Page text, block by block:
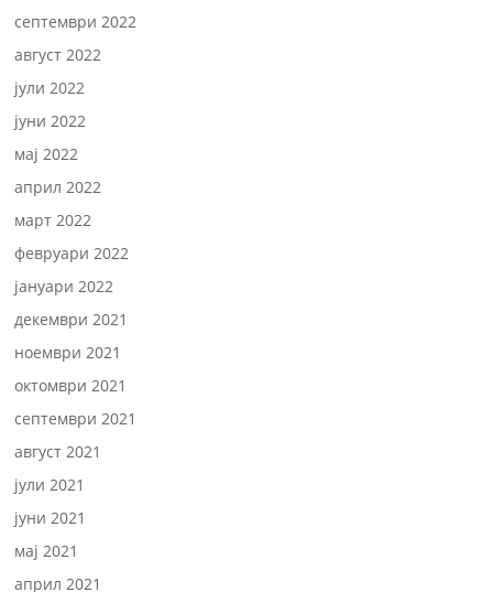
септември 2022
август 2022
јули 2022
јуни 2022
мај 2022
април 2022
март 2022
февруари 2022
јануари 2022
декември 2021
ноември 2021
октомври 2021
септември 2021
август 2021
јули 2021
јуни 2021
мај 2021
април 2021